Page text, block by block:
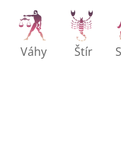
Váhy Štír